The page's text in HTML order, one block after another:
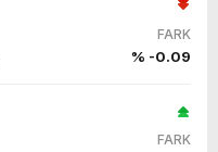
FARK
% -0.09
FARK